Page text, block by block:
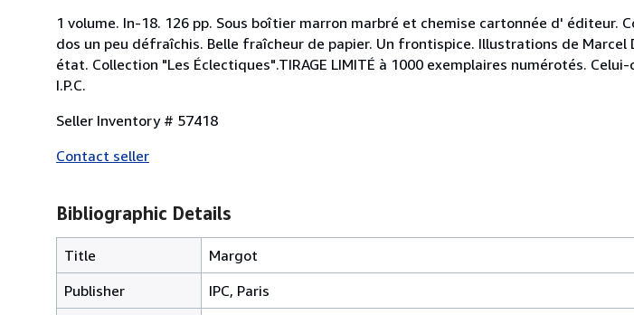
1 volume. In-18. 126 pp. Sous boîtier marron marbré et chemise cartonnée d' éditeur.
dos un peu défraîchis. Belle fraîcheur de papier. Un frontispice. Illustrations de Marcel
état. Collection "Les Éclectiques".TIRAGE LIMITÉ à 1000 exemplaires numérotés.
I.P.C.
Seller Inventory # 57418
Contact seller
Bibliographic Details
Title
Margot
Publisher
IPC, Paris